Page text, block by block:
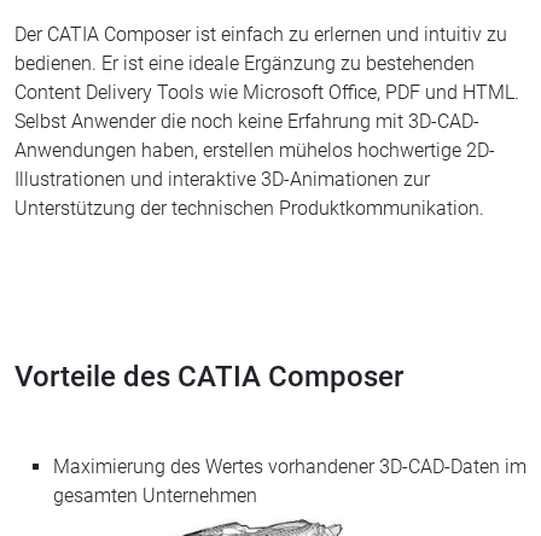
Der CATIA Composer ist einfach zu erlernen und intuitiv zu
bedienen. Er ist eine ideale Ergänzung zu bestehenden
Content Delivery Tools wie Microsoft Office, PDF und HTML.
Selbst Anwender die noch keine Erfahrung mit 3D-CAD-
Anwendungen haben, erstellen mühelos hochwertige 2D-
Illustrationen und interaktive 3D-Animationen zur
Unterstützung der technischen Produktkommunikation.
Vorteile des CATIA Composer
Maximierung des Wertes vorhandener 3D-CAD-Daten im
gesamten Unternehmen